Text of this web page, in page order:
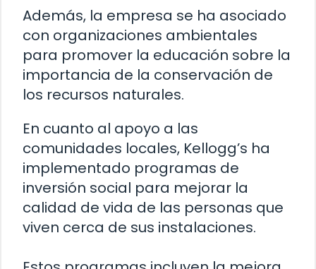
Además, la empresa se ha asociado
con organizaciones ambientales
para promover la educación sobre la
importancia de la conservación de
los recursos naturales.
En cuanto al apoyo a las
comunidades locales, Kellogg’s ha
implementado programas de
inversión social para mejorar la
calidad de vida de las personas que
viven cerca de sus instalaciones.